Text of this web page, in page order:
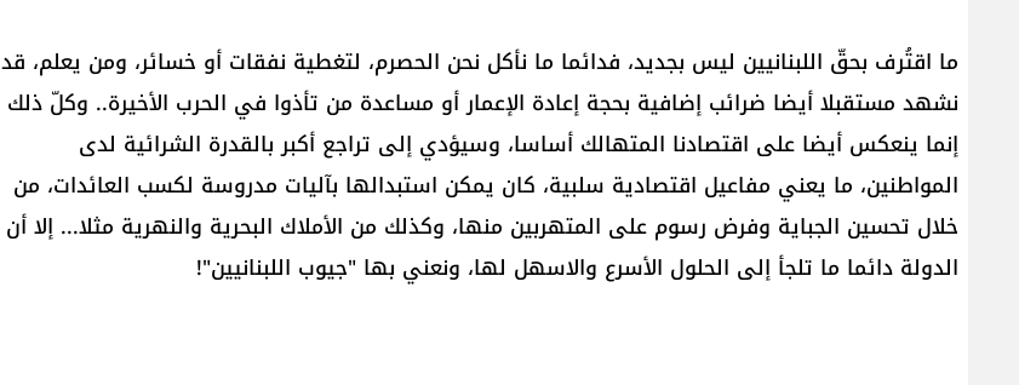
ما اقتُرف بحقّ اللبنانيين ليس بجديد، فدائما ما نأكل نحن الحصرم، لتغطية نفقات أو خسائر، ومن يعلم، قد
نشهد مستقبلا أيضا ضرائب إضافية بحجة إعادة الإعمار أو مساعدة من تأذوا في الحرب الأخيرة.. وكلّ ذلك
إنما ينعكس أيضا على اقتصادنا المتهالك أساسا، وسيؤدي إلى تراجع أكبر بالقدرة الشرائية لدى
المواطنين، ما يعني مفاعيل اقتصادية سلبية، كان يمكن استبدالها بآليات مدروسة لكسب العائدات، من
خلال تحسين الجباية وفرض رسوم على المتهربين منها، وكذلك من الأملاك البحرية والنهرية مثلا... إلا أن
الدولة دائما ما تلجأ إلى الحلول الأسرع والاسهل لها، ونعني بها "جيوب اللبنانيين"!